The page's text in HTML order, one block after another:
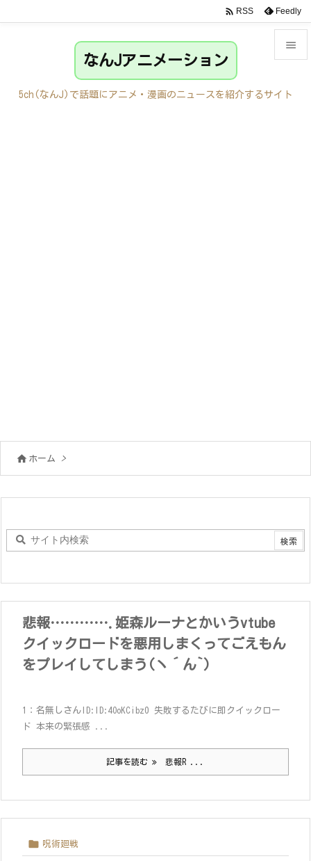

 RSS Feedly
なんJアニメーション
5ch(なんJ)で話題にアニメ・漫画のニュースを紹介するサイト
 ホーム >
悲報………….姫森ルーナとかいうvtube
クイックロードを悪用しまくってごえもん
をプレイしてしまう(ヽ´ん`)
1：名無しさんID:ID:4OoKCibz0 失敗するたびに即クイックロー
ド 本来の緊張感 ...
記事を読む 悲報R ...
 呪術廻戦